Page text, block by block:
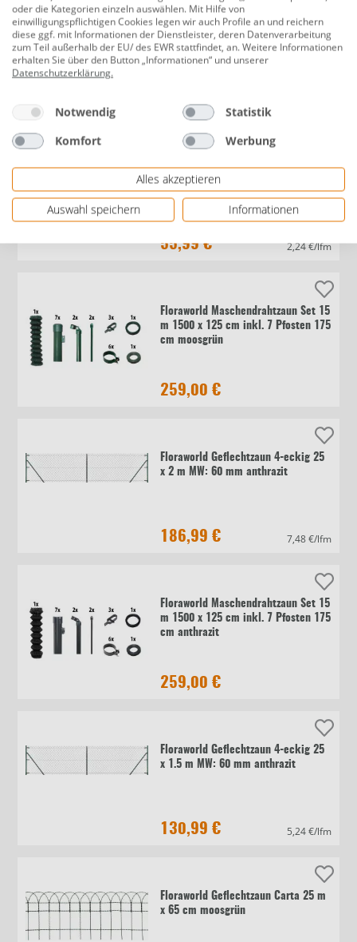
Floraworld Maschendraht-Zaun 10 x
50 cm 25 mm Maschenweite
feuerverzinkt
Floraworld Geflechtzaun 6-eck 25 x
1 m feuerverzinkt
55,99 € 2,24 €/lfm
Floraworld Maschendrahtzaun Set 15
m 1500 x 125 cm inkl. 7 Pfosten 175
cm moosgrün
259,00 €
Floraworld Geflechtzaun 4-eckig 25
x 2 m MW: 60 mm anthrazit
186,99 € 7,48 €/lfm
Floraworld Maschendrahtzaun Set 15
m 1500 x 125 cm inkl. 7 Pfosten 175
cm anthrazit
259,00 €
Floraworld Geflechtzaun 4-eckig 25
x 1.5 m MW: 60 mm anthrazit
130,99 € 5,24 €/lfm
Floraworld Geflechtzaun Carta 25 m
x 65 cm moosgrün
oder die Kategorien einzeln auswählen. Mit Hilfe von
einwilligungspflichtigen Cookies legen wir auch Profile an und reichern
diese ggf. mit Informationen der Dienstleister, deren Datenverarbeitung
zum Teil außerhalb der EU/ des EWR stattfindet, an. Weitere Informationen
erhalten Sie über den Button „Informationen“ und unserer
Datenschutzerklärung.
Notwendig
Statistik
Komfort
Werbung
Alles akzeptieren
Auswahl speichern
Informationen